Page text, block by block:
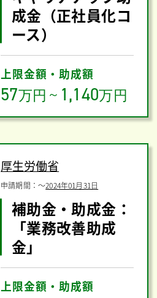
成金（正社員化コ
ース）
上限金額・助成額
57万円 ～ 1,140万円
厚生労働省
申請期間：〜2024年01月31日
補助金・助成金：
「業務改善助成
金」
上限金額・助成額